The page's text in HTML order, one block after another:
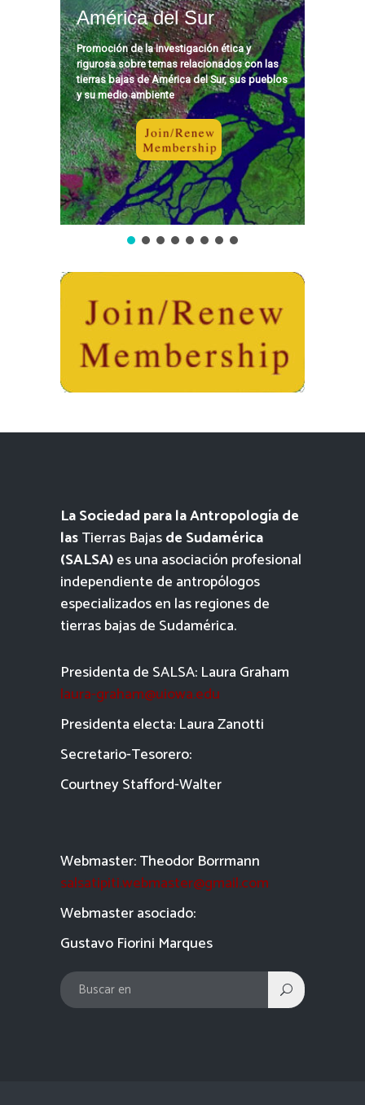
América del Sur
Promoción de la investigación ética y
rigurosa sobre temas relacionados con las
tierras bajas de América del Sur, sus pueblos
y su medio ambiente
La Sociedad para la Antropología de
lasTierras Bajasde Sudamérica
(SALSA)es una asociación profesional
independiente de antropólogos
especializados en las regiones de
tierras bajas de Sudamérica.
Presidenta de SALSA: Laura Graham
laura-graham@uiowa.edu
Presidenta electa: Laura Zanotti
Secretario-Tesorero:
Courtney Stafford-Walter
Webmaster: Theodor Borrmann
salsatipiti.webmaster@gmail.com
Webmaster asociado:
Gustavo Fiorini Marques